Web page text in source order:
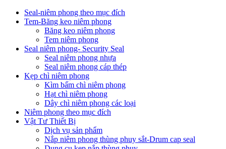
Seal-niêm phong theo mục đích
Tem-Băng keo niêm phong
Băng keo niêm phong
Tem niêm phong
Seal niêm phong- Security Seal
Seal niêm phong nhựa
Seal niêm phong cáp thép
Kẹp chì niêm phong
Kìm bấm chì niêm phong
Hạt chì niêm phong
Dây chì niêm phong các loại
Niêm phong theo mục đích
Vật Tư Thiết Bị
Dịch vụ sản phẩm
Nắp niêm phong thùng phuy sắt-Drum cap seal